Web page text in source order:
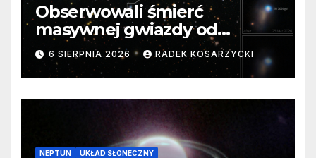
Obserwowali śmierć
masywnej gwiazdy od
samego początku. Niezwykle
cenne dane
6 SIERPNIA 2026 RADEK KOSARZYCKI
NEPTUN UKŁAD SŁONECZNY